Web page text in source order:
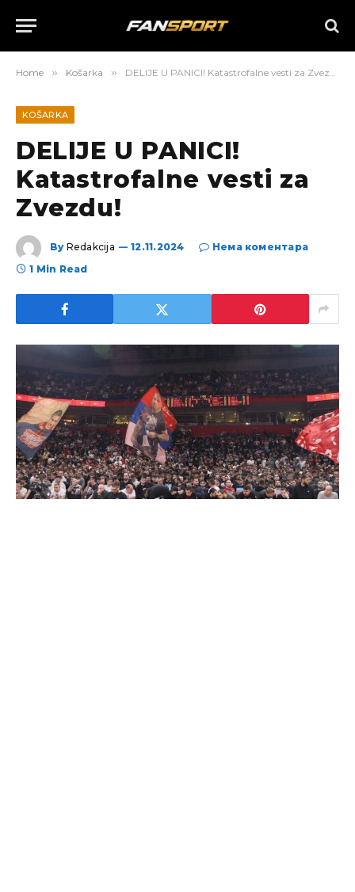
Home » Košarka » DELIJE U PANICI! Katastrofalne vesti za Zvezdu!
KOŠARKA
DELIJE U PANICI!
Katastrofalne vesti za
Zvezdu!
By Redakcija 12.11.2024
Нема коментара
1 Min Read